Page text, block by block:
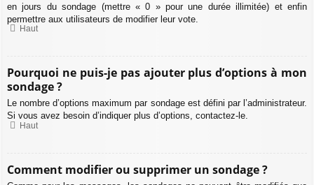
en jours du sondage (mettre « 0 » pour une durée illimitée) et enfin
permettre aux utilisateurs de modifier leur vote.
Haut
Pourquoi ne puis-je pas ajouter plus d’options à mon
sondage ?
Le nombre d’options maximum par sondage est défini par l’administrateur.
Si vous avez besoin d’indiquer plus d’options, contactez-le.
Haut
Comment modifier ou supprimer un sondage ?